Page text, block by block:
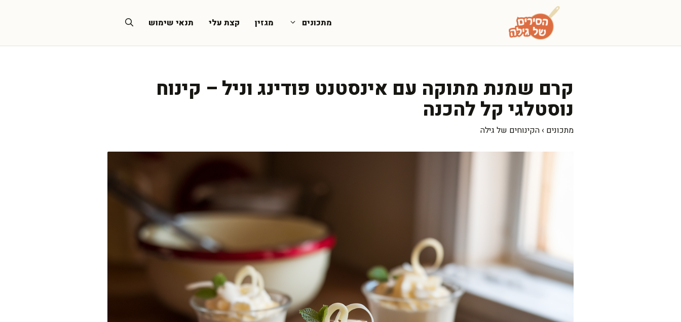
מתכונים מגזין קצת עלי תנאי שימוש
קרם שמנת מתוקה עם אינסטנט פודינג וניל – קינוח
נוסטלגי קל להכנה
מתכונים › הקינוחים של גילה